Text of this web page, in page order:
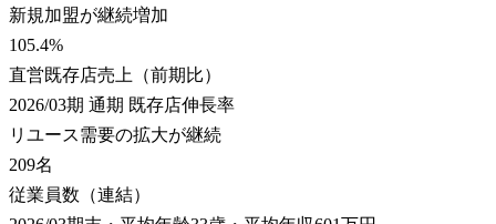
新規加盟が継続増加
105.4%
直営既存店売上（前期比）
2026/03期 通期 既存店伸長率
リユース需要の拡大が継続
209名
従業員数（連結）